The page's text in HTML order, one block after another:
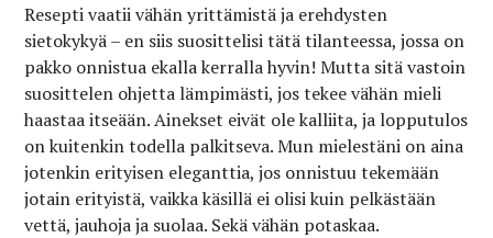
Resepti vaatii vähän yrittämistä ja erehdysten
sietokykyä – en siis suosittelisi tätä tilanteessa, jossa on
pakko onnistua ekalla kerralla hyvin! Mutta sitä vastoin
suosittelen ohjetta lämpimästi, jos tekee vähän mieli
haastaa itseään. Ainekset eivät ole kalliita, ja lopputulos
on kuitenkin todella palkitseva. Mun mielestäni on aina
jotenkin erityisen eleganttia, jos onnistuu tekemään
jotain erityistä, vaikka käsillä ei olisi kuin pelkästään
vettä, jauhoja ja suolaa. Sekä vähän potaskaa.